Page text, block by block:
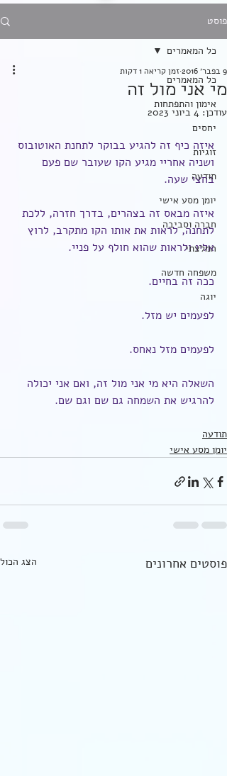
פוסט
כל המאמרים
אימון והתפתחות
יחסים
זוגיות
תודעה
יומן מסע אישי
חברה וסביבה
המלצתי
משפחה חדשה
יוגה
כל המאמרים
מי אני מול זה
9 בפבר׳ 2016 זמן קריאה 1 דקות
עודכן: 4 ביוני 2023
איזה כיף זה להגיע בבוקר לתחנת האוטובוס
ושניה אחריי מגיע הקו שעובר שם פעם
בחצי שעה.
איזה מבאס זה בצהרים, בדרך חזרה, ללכת
לתחנה, לראות את אותו הקו מתקרב, לרוץ
אליו ולראות שהוא חולף על פניי.
ככה זה בחיים.
לפעמים יש מזל.
לפעמים מזל נאחס.
השאלה היא מי אני מול זה, ואם אני יכולה
להרגיש את השמחה גם שם וגם שם.
תודעה
יומן מסע אישי
פוסטים אחרונים הצג הכול